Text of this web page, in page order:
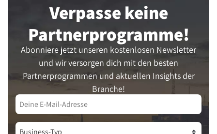
Verpasse keine
Partner­programme!
Abonniere jetzt unseren kostenlosen Newsletter
und wir versorgen dich mit den besten
Partnerprogrammen und aktuellen Insights der
Branche!